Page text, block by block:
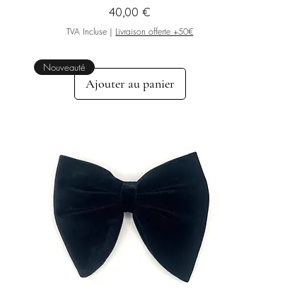
Prix
40,00 €
TVA Incluse | Livraison offerte +50€
Ajouter au panier
Nouveauté